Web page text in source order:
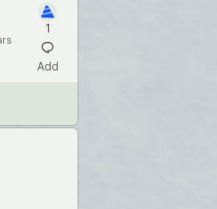
1
Add